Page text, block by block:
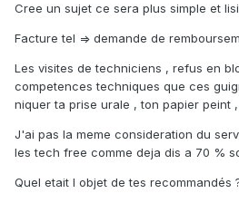
Cree un sujet ce sera plus simple et
Facture tel => demande de
Les visites de techniciens , refus en
competences techniques que ces
niquer ta prise urale , ton papier peint
J'ai pas la meme consideration du
les tech free comme deja dis a 70 %
Quel etait l objet de tes recommandés